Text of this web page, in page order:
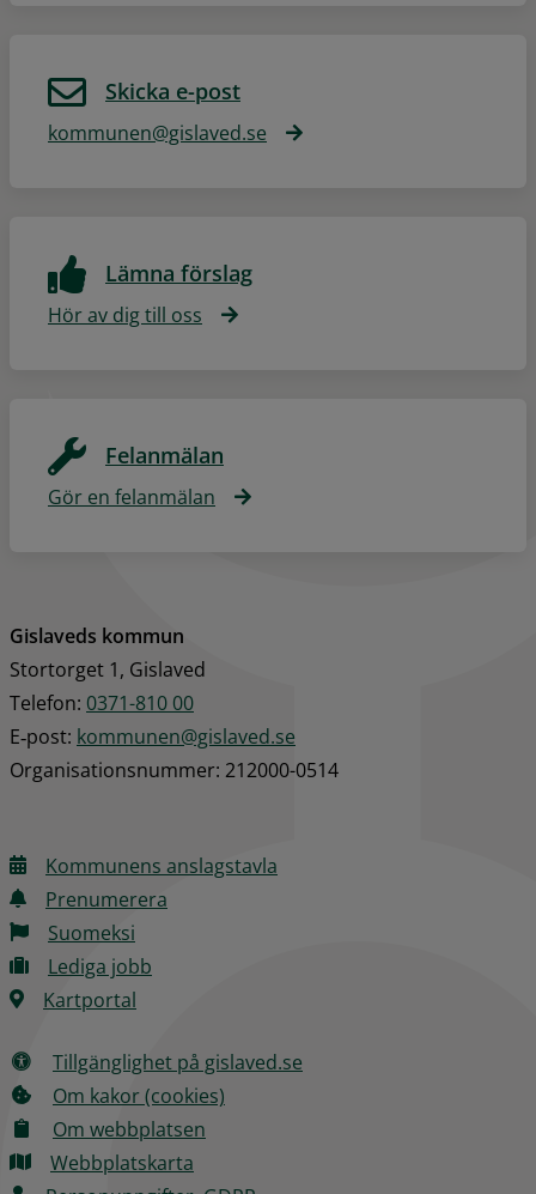
Skicka e-post
kommunen@gislaved.se
Lämna förslag
Hör av dig till oss
Felanmälan
Gör en felanmälan
Gislaveds kommun
Stortorget 1, Gislaved
Telefon: 0371-810 00
E‑post: kommunen@gislaved.se
Organisationsnummer: 212000-0514
Kommunens anslagstavla
Prenumerera
Suomeksi
Lediga jobb
Kartportal
Tillgänglighet på gislaved.se
Om kakor (cookies)
Om webbplatsen
Webbplatskarta